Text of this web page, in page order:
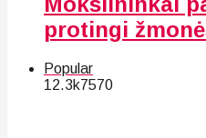
protingi
Popular
12.3k7570